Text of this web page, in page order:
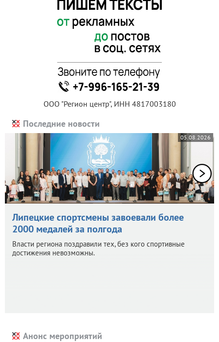
ООО "Регион центр", ИНН 4817003180
Последние новости
05.08.2026
Липецкие спортсмены завоевали более
2000 медалей за полгода
Власти региона поздравили тех, без кого спортивные
достижения невозможны.
Анонс мероприятий